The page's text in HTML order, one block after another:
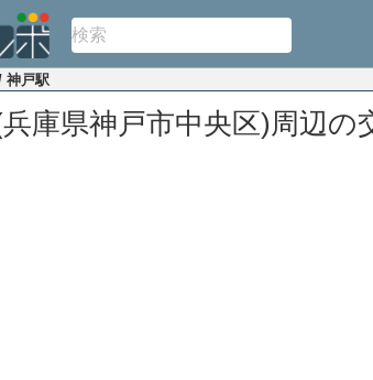
神戸駅
庫県神戸市中央区)周辺の